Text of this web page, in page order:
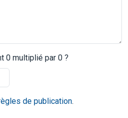
0 multiplié par 0 ?
de publication.